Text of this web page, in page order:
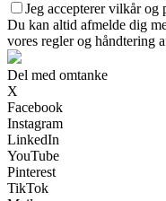
Jeg accepterer vilkår og
Du kan altid afmelde dig
vores regler og håndtering
Del med omtanke
X
Facebook
Instagram
LinkedIn
YouTube
Pinterest
TikTok